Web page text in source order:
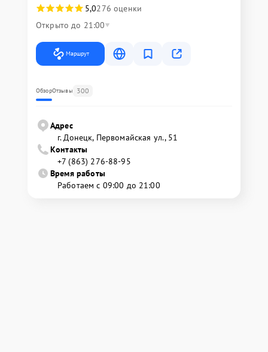
5,0276 оценки
Открыто до 21:00
Маршрут
ОбзорОтзывы 300
Адрес
г. Донецк, Первомайская ул., 51
Контакты
+7 (863) 276-88-95
Время работы
Работаем с 09:00 до 21:00